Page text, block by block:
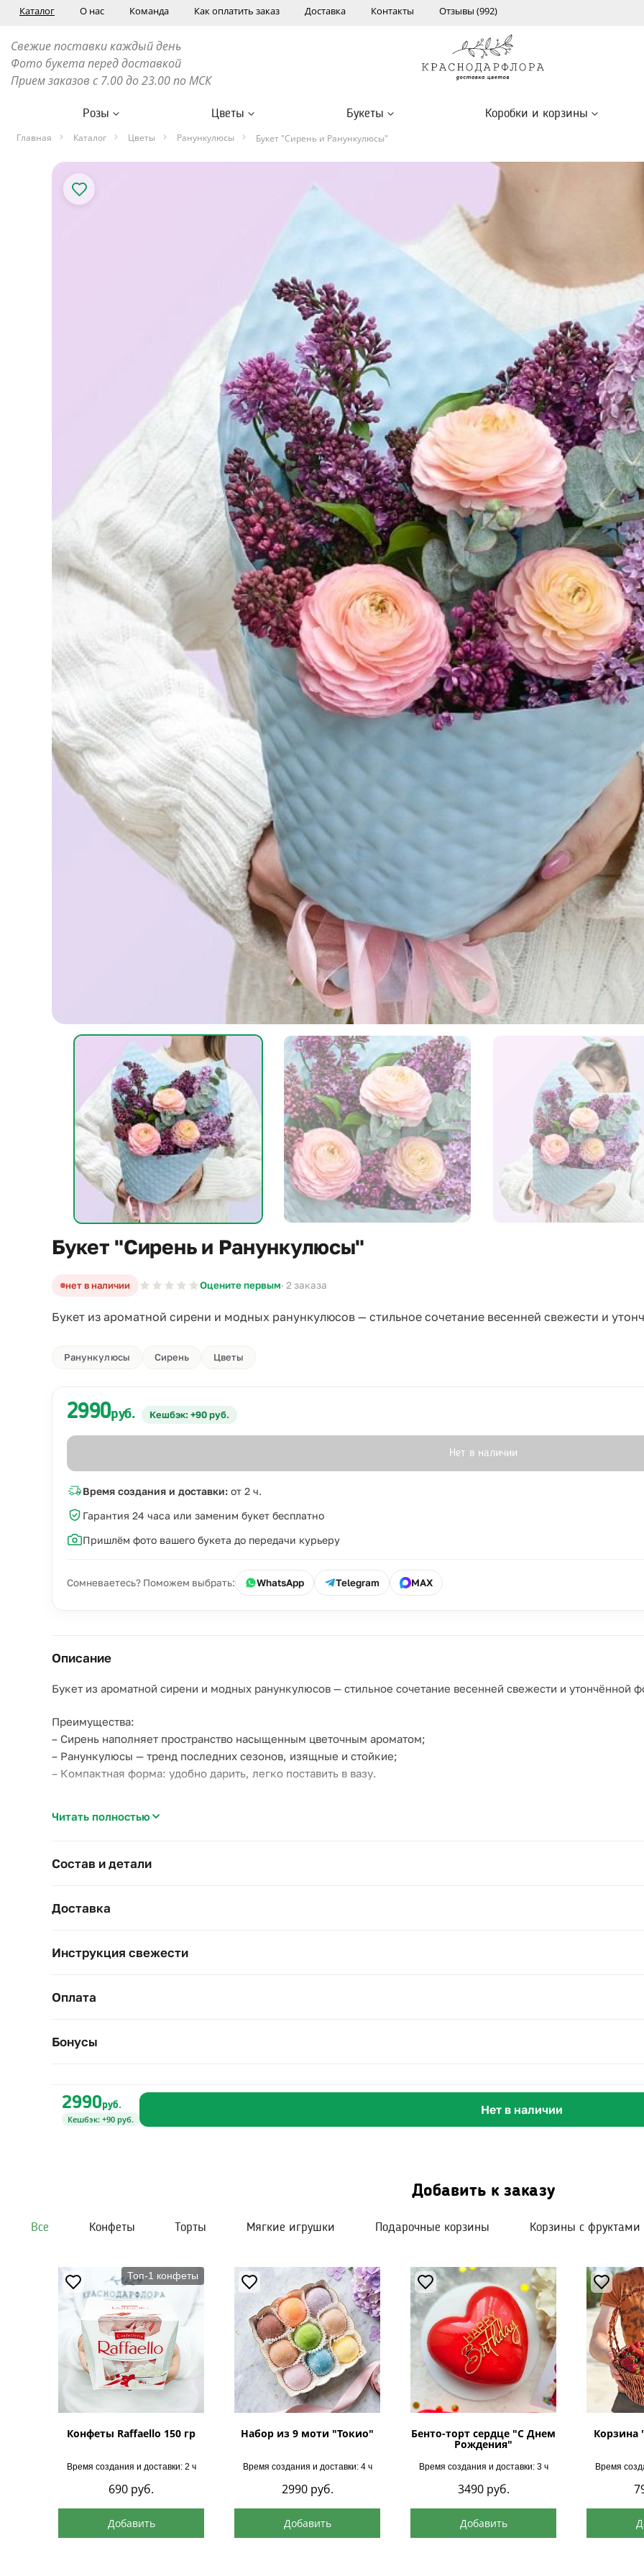
Каталог О нас Команда Как оплатить заказ Доставка Контакты Отзывы (992)
Свежие поставки каждый день
Фото букета перед доставкой
Прием заказов с 7.00 до 23.00 по МСК
Розы Цветы Букеты Коробки и корзины
Главная Каталог Цветы Ранункулюсы Букет "Сирень и Ранункулюсы"
Букет "Сирень и Ранункулюсы"
нет в наличии Оцените первым· 2 заказа
Букет из ароматной сирени и модных ранункулюсов — стильное сочетание весенней свежести и
Ранункулюсы Сирень Цветы
2990руб. Кешбэк: +90 руб.
Нет в наличии
Время создания и доставки: от 2 ч.
Гарантия 24 часа или заменим букет бесплатно
Пришлём фото вашего букета до передачи курьеру
Сомневаетесь? Поможем выбрать: WhatsApp Telegram MAX
Описание
Букет из ароматной сирени и модных ранункулюсов — стильное сочетание весенней свежести и утончённой
Преимущества:
– Сирень наполняет пространство насыщенным цветочным ароматом;
– Ранункулюсы — тренд последних сезонов, изящные и стойкие;
– Компактная форма: удобно дарить, легко поставить в вазу.
– Поздравления с праздником;
– Утреннего сюрприза или вечернего визита.
Читать полностью
Состав и детали
Доставка
Инструкция свежести
Оплата
Бонусы
2990руб.
Кешбэк: +90 руб.
Нет в наличии
Добавить к заказу
Все Конфеты Торты Мягкие игрушки Подарочные корзины Корзины с фруктами
Топ-1 конфеты
Конфеты Raffaello 150 гр
Время создания и доставки: 2 ч
690 руб.
Добавить
Набор из 9 моти "Токио"
Время создания и доставки: 4 ч
2990 руб.
Добавить
Бенто-торт сердце "С Днем
Рождения"
Время создания и доставки: 3 ч
3490 руб.
Добавить
Корзина
Время